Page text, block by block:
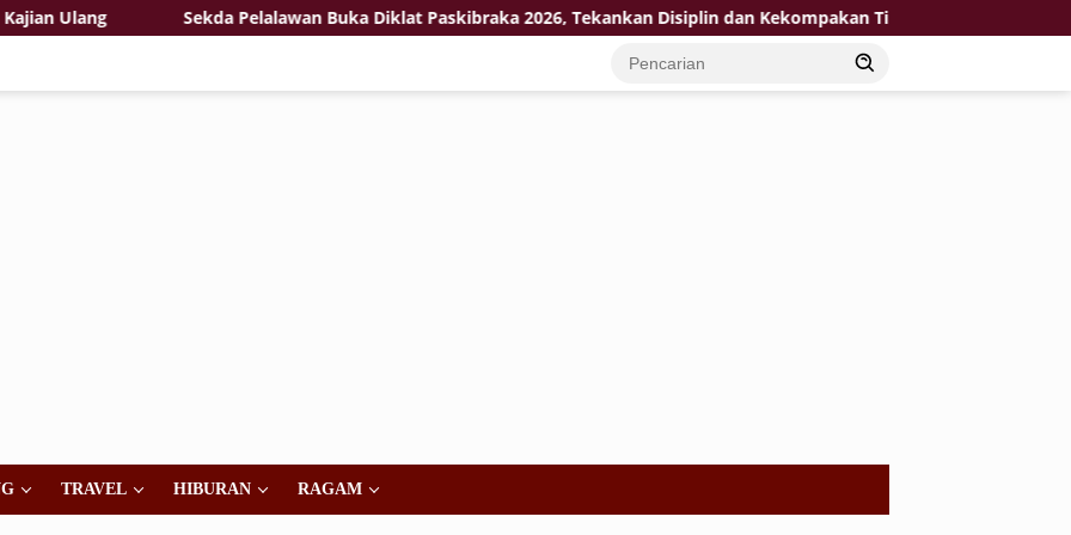
Sekda Pelalawan Buka Diklat Paskibraka 2026, Tekankan Disiplin dan Kekompakan Tim
TRAVEL HIBURAN RAGAM